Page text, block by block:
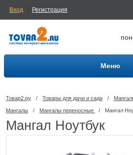
Вход Регистрация
Меню
Товар2.ру / Товары для дачи и сада /
Мангалы / Мангалы переносные / Мангал
Мангал Ноутбук